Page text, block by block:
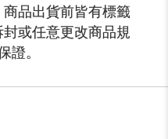
品出貨前皆有標籤
或任意更改商品規
證。